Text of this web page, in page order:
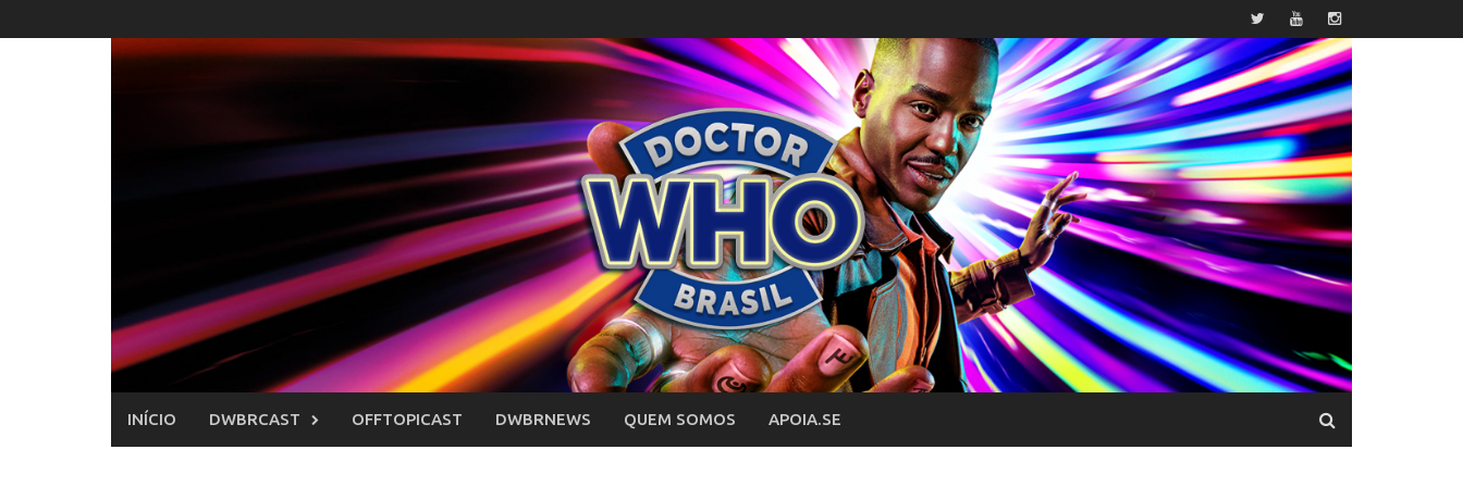
to
INÍCIO DWBRCAST OFFTOPICAST DWBRNEWS QUEM SOMOS APOIA.SE